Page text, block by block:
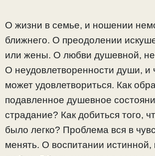
О жизни в семье, и ношении
ближнего. О преодолении
или жены. О любви душевной,
О неудовлетворенности души, и
может удовлетвориться. Как
подавленное душевное
страдание? Как добиться того,
было легко? Проблема вся в
менять. О воспитании